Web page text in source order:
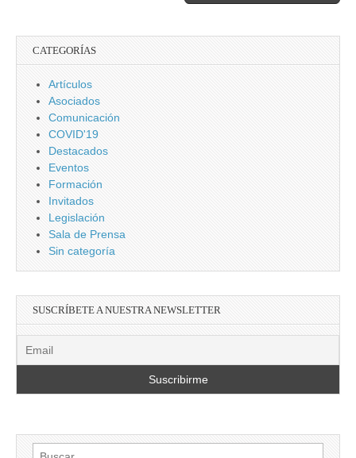
CATEGORÍAS
Artículos
Asociados
Comunicación
COVID'19
Destacados
Eventos
Formación
Invitados
Legislación
Sala de Prensa
Sin categoría
SUSCRÍBETE A NUESTRA NEWSLETTER
Buscar: